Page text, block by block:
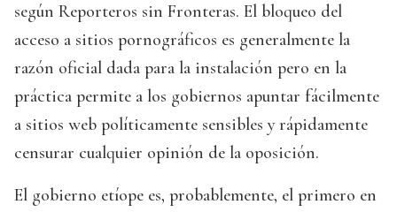
según Reporteros sin Fronteras. El bloqueo del
acceso a sitios pornográficos es generalmente la
razón oficial dada para la instalación pero en la
práctica permite a los gobiernos apuntar fácilmente
a sitios web políticamente sensibles y rápidamente
censurar cualquier opinión de la oposición.
El gobierno etíope es, probablemente, el primero en